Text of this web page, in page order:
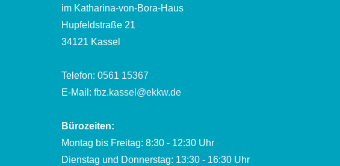
im Katharina-von-Bora-Haus
Hupfeldstraße 21
34121 Kassel
Telefon: 0561 15367
E-Mail: fbz.kassel@ekkw.de
Bürozeiten:
Montag bis Freitag: 8:30 - 12:30 Uhr
Dienstag und Donnerstag: 13:30 - 16:30 Uhr